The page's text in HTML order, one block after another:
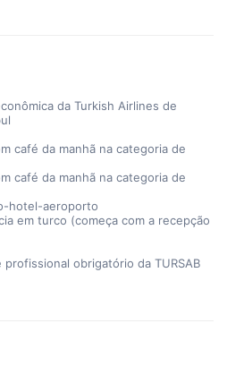
da Turkish Airlines de
café da manhã na categoria de
café da manhã na categoria de
hotel-aeroporto
em turco (começa com a recepção
obrigatório da TURSAB